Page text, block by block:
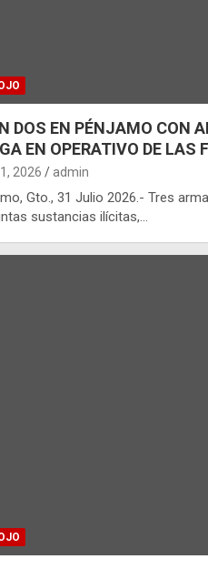
DOS EN PÉNJAMO CON
EN OPERATIVO DE LAS
2026 admin
Gto., 31 Julio 2026.- Tres
sustancias ilícitas,…